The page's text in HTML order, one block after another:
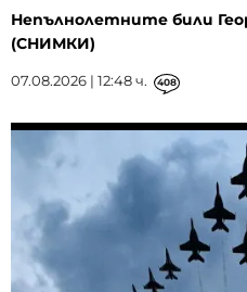
Непълнолетните били
(СНИМКИ)
07.08.2026 | 12:48 ч. 408